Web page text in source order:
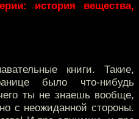
история вещества,
книги. Такие,
было что-нибудь
ты не знаешь вообще,
с неожиданной стороны.